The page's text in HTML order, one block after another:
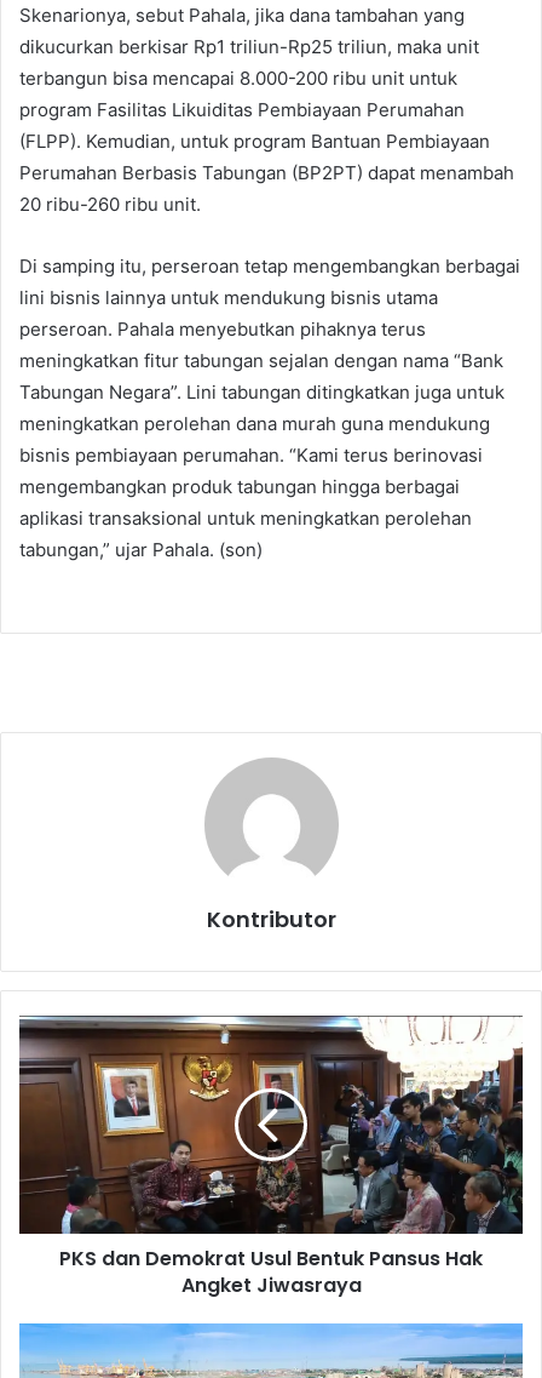
Skenarionya, sebut Pahala, jika dana tambahan yang
dikucurkan berkisar Rp1 triliun-Rp25 triliun, maka unit
terbangun bisa mencapai 8.000-200 ribu unit untuk
program Fasilitas Likuiditas Pembiayaan Perumahan
(FLPP). Kemudian, untuk program Bantuan Pembiayaan
Perumahan Berbasis Tabungan (BP2PT) dapat menambah
20 ribu-260 ribu unit.
Di samping itu, perseroan tetap mengembangkan berbagai
lini bisnis lainnya untuk mendukung bisnis utama
perseroan. Pahala menyebutkan pihaknya terus
meningkatkan fitur tabungan sejalan dengan nama “Bank
Tabungan Negara”. Lini tabungan ditingkatkan juga untuk
meningkatkan perolehan dana murah guna mendukung
bisnis pembiayaan perumahan. “Kami terus berinovasi
mengembangkan produk tabungan hingga berbagai
aplikasi transaksional untuk meningkatkan perolehan
tabungan,” ujar Pahala. (son)
Kontributor
P
K
S
D
m
t
PKS dan Demokrat Usul Bentuk Pansus Hak
Angket Jiwasraya